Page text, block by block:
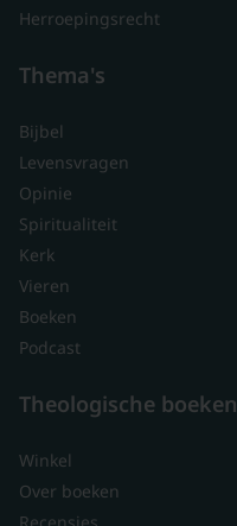
Herroepingsrecht
Thema's
Bijbel
Levensvragen
Opinie
Spiritualiteit
Kerk
Vieren
Boeken
Podcast
Theologische boeken
Winkel
Over boeken